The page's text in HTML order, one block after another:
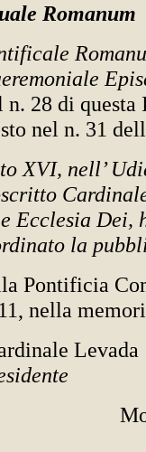
Romanum
28 di questa
nel n. 31
XVI, nell’
Ecclesia Dei,
la
Pontificia
nella
Levada